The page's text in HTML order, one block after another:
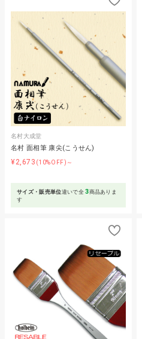
名村大成堂
名村 面相筆 康尖(こうせん)
¥2,673 (10%OFF)～
サイズ・販売単位違いで全3商品ありま
す